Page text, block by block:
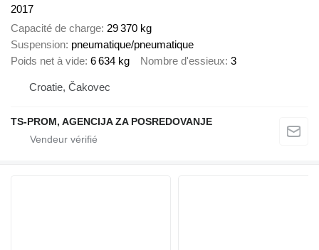
2017
Capacité de charge 29 370 kg
Suspension pneumatique/pneumatique
Poids net à vide 6 634 kg Nombre d'essieux 3
Croatie, Čakovec
TS-PROM, AGENCIJA ZA POSREDOVANJE